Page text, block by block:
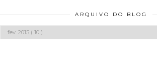
ARQUIVO DO BLOG